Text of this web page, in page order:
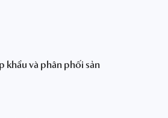
khẩu và phân phối sản